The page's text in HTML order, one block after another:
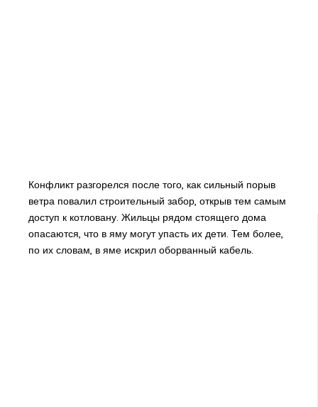
Конфликт разгорелся после того, как сильный порыв
ветра повалил строительный забор, открыв тем самым
доступ к котловану. Жильцы рядом стоящего дома
опасаются, что в яму могут упасть их дети. Тем более,
по их словам, в яме искрил оборванный кабель.